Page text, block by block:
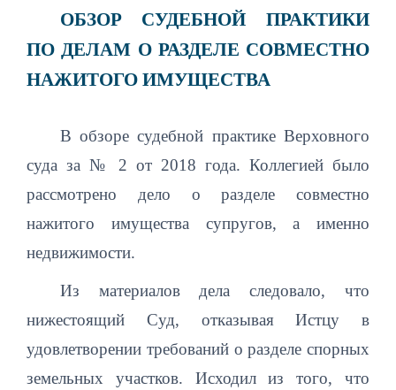
ОБЗОР СУДЕБНОЙ ПРАКТИКИ
ПО ДЕЛАМ О РАЗДЕЛЕ СОВМЕСТНО
НАЖИТОГО ИМУЩЕСТВА
В обзоре судебной практике Верховного
суда за № 2 от 2018 года. Коллегией было
рассмотрено дело о разделе совместно
нажитого имущества супругов, а именно
недвижимости.
Из материалов дела следовало, что
нижестоящий Суд, отказывая Истцу в
удовлетворении требований о разделе спорных
земельных участков. Исходил из того, что